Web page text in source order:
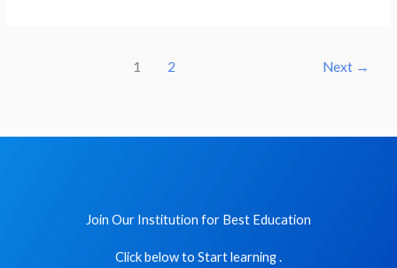
1 2 Next →
Join Our Institution for Best Education
Click below to Start learning .